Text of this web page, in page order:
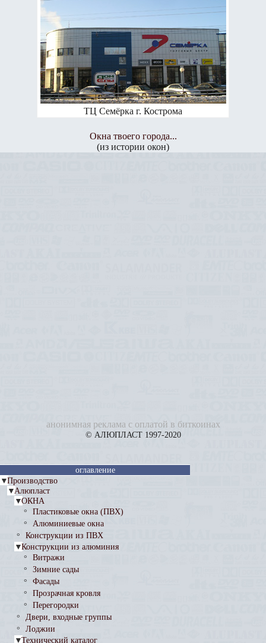
ТЦ Семёрка г. Кострома
Окна твоего города...
(из истории окон)
анонимная реклама с оплатой в биткоинах
© АЛЮПЛАСТ 1997-2020
оглавление
▼Производство
▼Алюпласт
▼ОКНА
°
Пластиковые окна (ПВХ)
°
Алюминиевые окна
°
Конструкции из ПВХ
▼Конструкции из алюминия
°
Витражи
°
Зимние сады
°
Фасады
°
Прозрачная кровля
°
Перегородки
°
Двери, входные группы
°
Лоджии
▼Технический каталог